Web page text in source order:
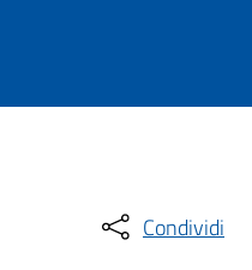
Condividi